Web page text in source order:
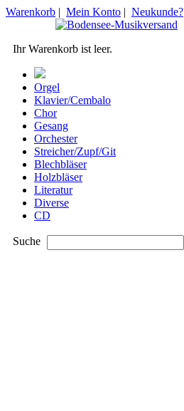
Warenkorb | Mein Konto | Neukunde?
Ihr Warenkorb ist leer.
Orgel
Klavier/Cembalo
Chor
Gesang
Orchester
Streicher/Zupf/Git
Blechbläser
Holzbläser
Literatur
Diverse
CD
Suche